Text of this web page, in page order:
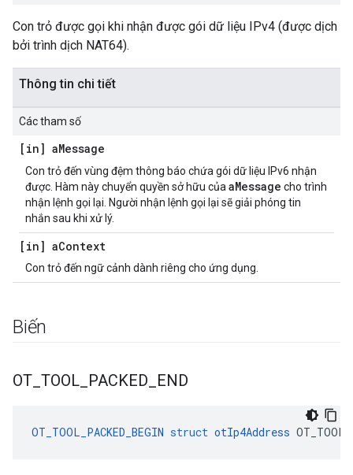
Con trỏ được gọi khi nhận được gói dữ liệu IPv4 (được dịch
bởi trình dịch NAT64).
Thông tin chi tiết
Các tham số
[in] aMessage
Con trỏ đến vùng đệm thông báo chứa gói dữ liệu IPv6 nhận
được. Hàm này chuyển quyền sở hữu của aMessage cho trình
nhận lệnh gọi lại. Người nhận lệnh gọi lại sẽ giải phóng tin
nhắn sau khi xử lý.
[in] aContext
Con trỏ đến ngữ cảnh dành riêng cho ứng dụng.
Biến
OT TOOL PACKED END
OT_TOOL_PACKED_BEGIN struct otIp4Address